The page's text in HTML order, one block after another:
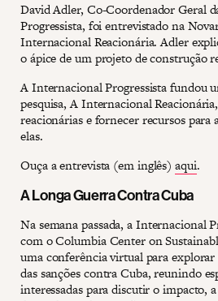
David Adler, Co-Coordenador Geral
Progressista, foi entrevistado na
Internacional Reacionária. Adler
o ápice de um projeto de construção
A Internacional Progressista fundou
pesquisa, A Internacional
reacionárias e fornecer recursos para
elas.
Ouça a entrevista (em inglês) aqui.
A Longa Guerra Contra Cuba
Na semana passada, a Internacional
com o Columbia Center on
uma conferência virtual para
das sanções contra Cuba, reunindo
interessadas para discutir o impacto,